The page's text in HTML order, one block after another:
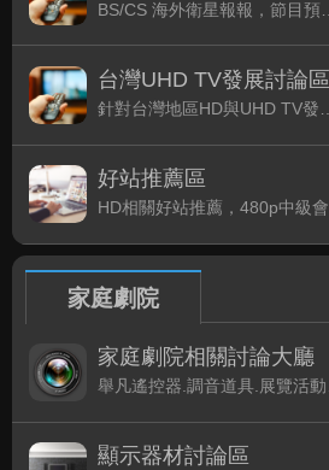
台灣UHD TV發展討論區
好站推薦區
家庭劇院
家庭劇院相關討論大廳
顯示器材討論區